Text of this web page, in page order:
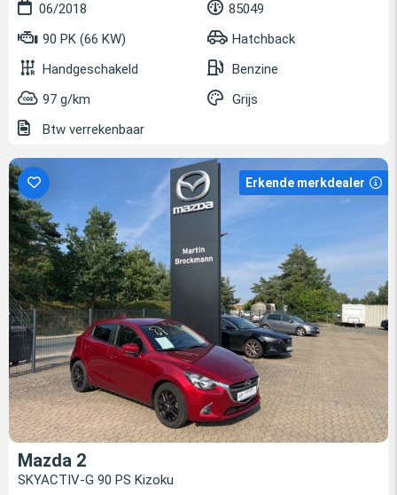
06/2018
85049
90 PK (66 KW)
Hatchback
Handgeschakeld
Benzine
97 g/km
Grijs
Btw verrekenbaar
Erkende merkdealer
Mazda 2
SKYACTIV-G 90 PS Kizoku